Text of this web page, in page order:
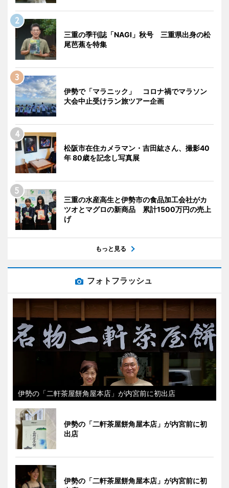
三重の季刊誌「NAGI」秋号 三重県出身の松
尾芭蕉を特集
伊勢で「マラニック」 コロナ禍でマラソン
大会中止受けラン旅ツアー企画
松阪市在住カメラマン・吉田紘さん、撮影40
年 80歳を記念し写真展
三重の水産高生と伊勢市の食品加工会社がカ
ツオとマグロの新商品 累計1500万円の売上
げ
もっと見る
フォトフラッシュ
伊勢の「二軒茶屋餅角屋本店」が内宮前に初出店
伊勢の「二軒茶屋餅角屋本店」が内宮前に初
出店
伊勢の「二軒茶屋餅角屋本店」が内宮前に初